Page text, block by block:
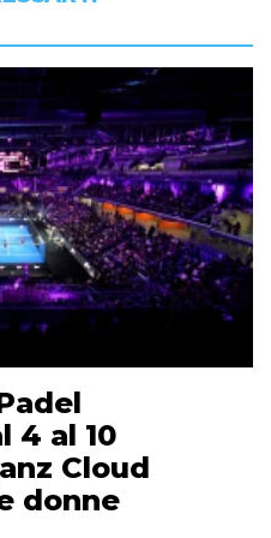
4 al 10
Cloud
donne